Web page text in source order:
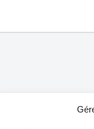
sont traitées